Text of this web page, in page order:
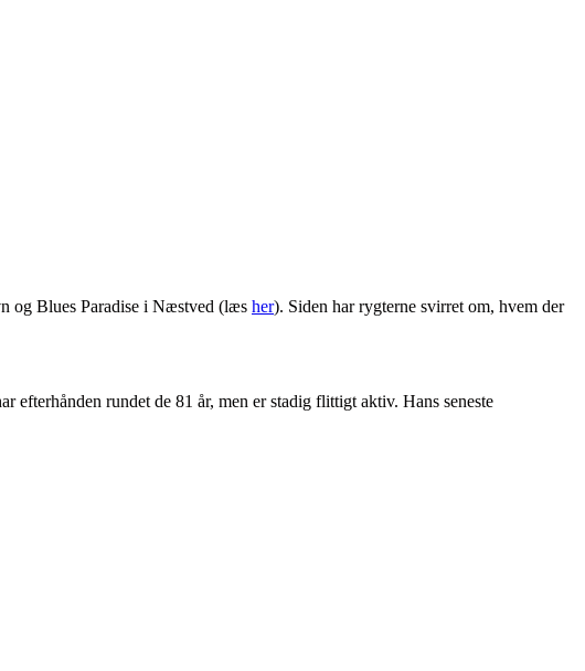
og Blues Paradise i Næstved (læs her). Siden har rygterne svirret om, hvem der
rundet de 81 år, men er stadig flittigt aktiv. Hans seneste